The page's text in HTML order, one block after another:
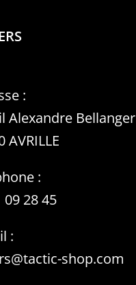
:
Alexandre Bellanger
AVRILLE
:
09 28 45
:
shop.com